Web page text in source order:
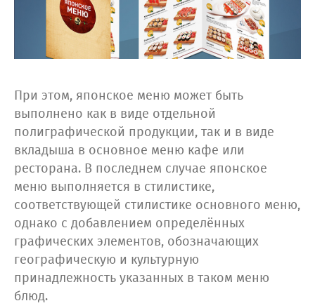
При этом, японское меню может быть
выполнено как в виде отдельной
полиграфической продукции, так и в виде
вкладыша в основное меню кафе или
ресторана. В последнем случае японское
меню выполняется в стилистике,
соответствующей стилистике основного меню,
однако с добавлением определённых
графических элементов, обозначающих
географическую и культурную
принадлежность указанных в таком меню
блюд.